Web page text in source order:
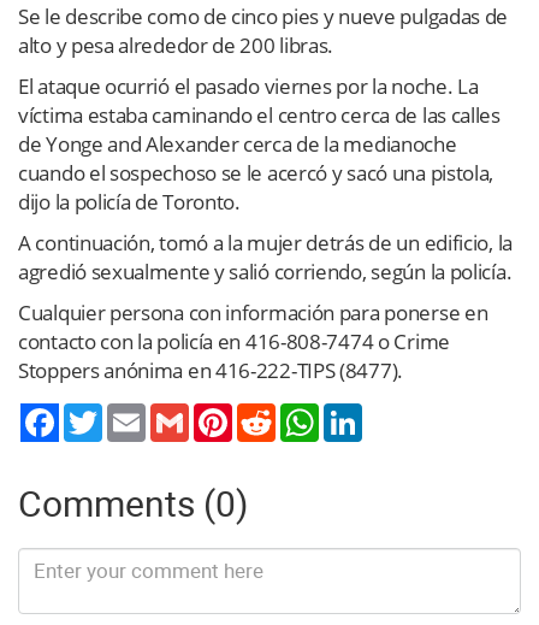
Se le describe como de cinco pies y nueve pulgadas de
alto y pesa alrededor de 200 libras.
El ataque ocurrió el pasado viernes por la noche. La
víctima estaba caminando el centro cerca de las calles
de Yonge and Alexander cerca de la medianoche
cuando el sospechoso se le acercó y sacó una pistola,
dijo la policía de Toronto.
A continuación, tomó a la mujer detrás de un edificio, la
agredió sexualmente y salió corriendo, según la policía.
Cualquier persona con información para ponerse en
contacto con la policía en 416-808-7474 o Crime
Stoppers anónima en 416-222-TIPS (8477).
TwitterEmail Gmail PinterestReddit WhatsApp
Comments (0)